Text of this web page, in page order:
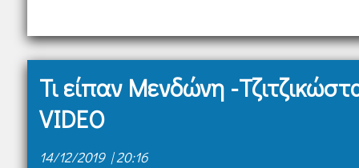
Τι είπαν Μενδώνη -
VIDEO
14/12/2019 | 20:16